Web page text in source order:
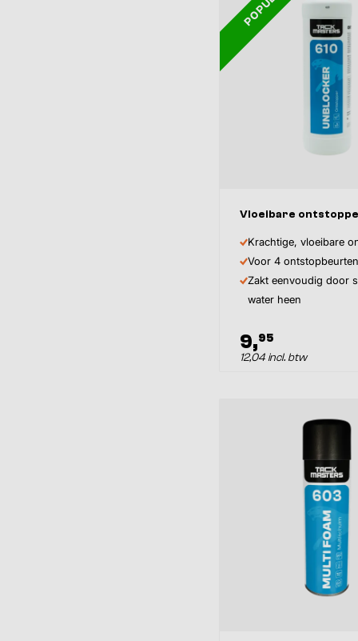
Vloeibare
Krachtige, vloeibare
Voor 4
Zakt eenvoudig door
water heen
9,95
12,04 incl. btw